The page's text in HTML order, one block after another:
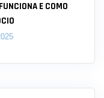
E COMO